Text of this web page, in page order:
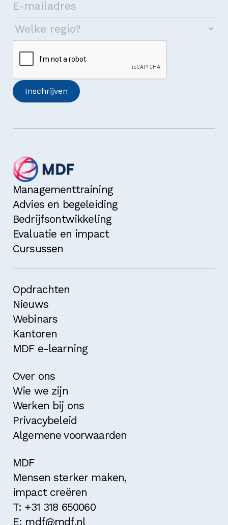
Managementtraining
Advies en begeleiding
Bedrijfsontwikkeling
Evaluatie en impact
Cursussen
Opdrachten
Nieuws
Webinars
Kantoren
MDF e-learning
Over ons
Wie we zijn
Werken bij ons
Privacybeleid
Algemene voorwaarden
MDF
Mensen sterker maken,
impact creëren
T: +31 318 650060
E: mdf@mdf.nl